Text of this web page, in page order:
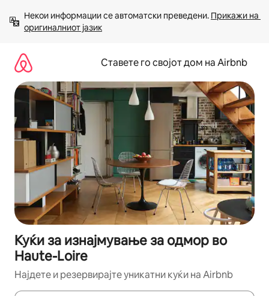
содржина
Некои информации се автоматски преведени. Прикажи на
оригиналниот јазик
Ставете го својот дом на Airbnb
Куќи за изнајмување за одмор во
Haute-Loire
Најдете и резервирајте уникатни куќи на Airbnb